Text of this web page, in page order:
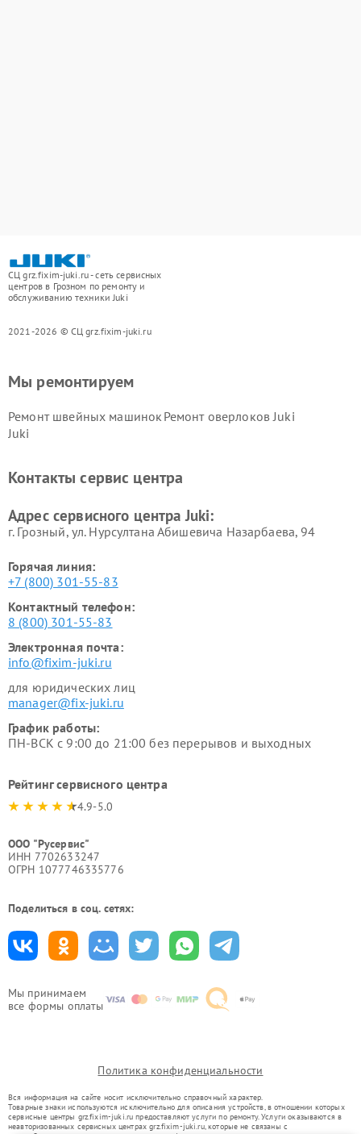
СЦ grz.fixim-juki.ru - сеть сервисных
центров в Грозном по ремонту и
обслуживанию техники Juki
2021-2026 © СЦ grz.fixim-juki.ru
Мы принимаем
все формы оплаты
Мы ремонтируем
Ремонт швейных машинок
Juki
Ремонт оверлоков Juki
Контакты сервис центра
Адрес сервисного центра Juki:
г. Грозный, ул. Нурсултана Абишевича Назарбаева, 94
Горячая линия:
+7 (800) 301-55-83
Контактный телефон:
8 (800) 301-55-83
Электронная почта:
info@fixim-juki.ru
для юридических лиц
manager@fix-juki.ru
График работы:
ПН-ВСК с 9:00 до 21:00 без перерывов и выходных
Рейтинг сервисного центра
4.9-5.0
ООО "Русервис"
ИНН 7702633247
ОГРН 1077746335776
Поделиться в соц. сетях:
Политика конфиденциальности
Вся информация на сайте носит исключительно справочный характер.
Товарные знаки используются исключительно для описания устройств, в отношении которых
сервисные центры grz.fixim-juki.ru предоставляют услуги по ремонту. Услуги оказываются в
неавторизованных сервисных центрах grz.fixim-juki.ru, которые не связаны с